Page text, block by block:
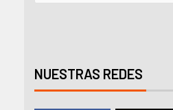
NUESTRAS REDES